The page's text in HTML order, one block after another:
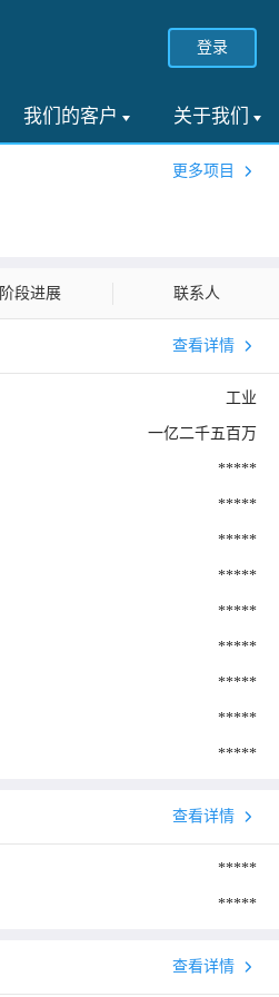
登录
我们的客户 关于我们
更多项目
阶段进展 联系人
查看详情
工业
一亿二千五百万
*****
*****
*****
*****
*****
*****
*****
*****
*****
查看详情
*****
*****
查看详情